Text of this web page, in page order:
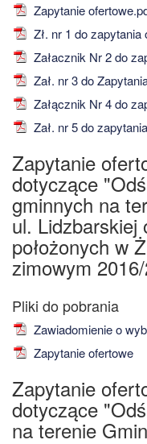
Zapytanie
Zł. nr 1 do zapytania
Załacznik Nr 2 do
Zał. nr 3 do
Załącznik Nr 4 do
Zał. nr 5 do
Zapytanie
dotyczące
gminnych na
ul. Lidzbarskiej
położonych w
zimowym
Zawiadomienie o
Zapytanie ofertowe
Zapytanie
dotyczące
na terenie